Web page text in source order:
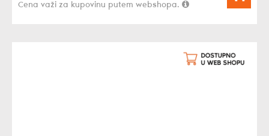
Cena važi za kupovinu putem webshopa.